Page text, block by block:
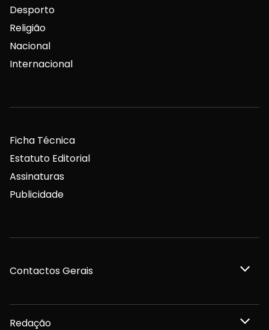
Desporto
Religião
Nacional
Internacional
Ficha Técnica
Estatuto Editorial
Assinaturas
Publicidade
Contactos Gerais
Redação